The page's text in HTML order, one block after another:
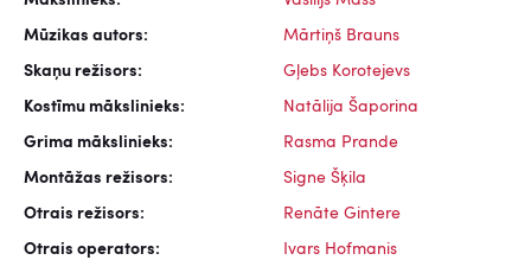
Mūzikas autors: Mārtiņš Brauns
Skaņu režisors: Gļebs Korotejevs
Kostīmu mākslinieks: Natālija Šaporina
Grima mākslinieks: Rasma Prande
Montāžas režisors: Signe Šķila
Otrais režisors: Renāte Gintere
Otrais operators: Ivars Hofmanis